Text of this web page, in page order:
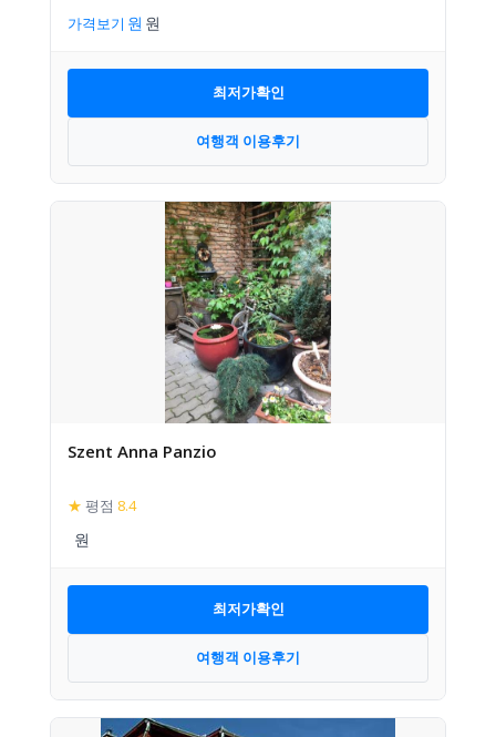
가격보기
최저가확인
여행객 이용후기
Szent Anna Panzio
★ 평점 8.4
최저가확인
여행객 이용후기